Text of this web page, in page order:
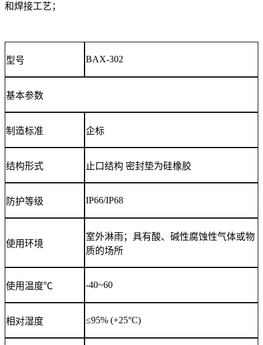
和焊接工艺；
型号 BAX-302
基本参数
制造标准 企标
结构形式 止口结构 密封垫为硅橡胶
防护等级 IP66/IP68
使用环境
室外淋雨；具有酸、碱性腐蚀性气体或物
质的场所
使用温度℃ -40~60
相对湿度 ≤95% (+25°C)